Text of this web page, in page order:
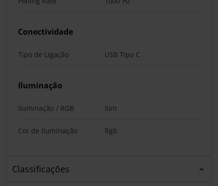
Conectividade
Tipo de Ligação USB Tipo C
Iluminação
Iluminação / RGB Sim
Cor de Iluminação Rgb
Classificações